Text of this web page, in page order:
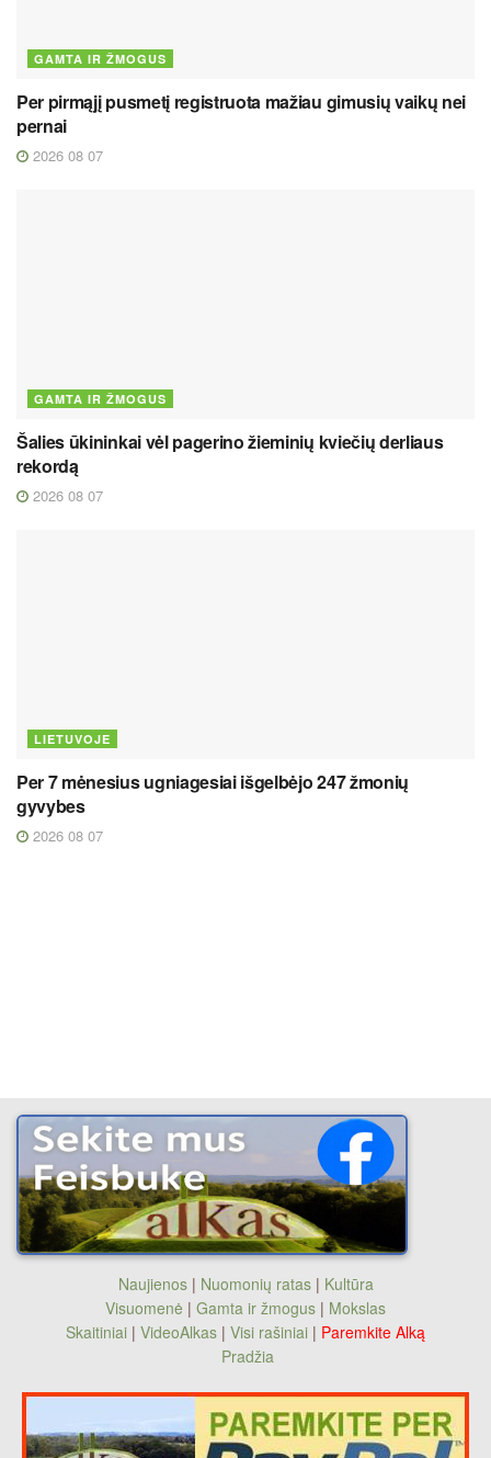
GAMTA IR ŽMOGUS
Per pirmąjį pusmetį registruota mažiau gimusių vaikų nei
pernai
2026 08 07
GAMTA IR ŽMOGUS
Šalies ūkininkai vėl pagerino žieminių kviečių derliaus
rekordą
2026 08 07
LIETUVOJE
Per 7 mėnesius ugniagesiai išgelbėjo 247 žmonių
gyvybes
2026 08 07
Naujienos| Nuomonių ratas| Kultūra
Visuomenė | Gamta ir žmogus | Mokslas
Skaitiniai | VideoAlkas | Visi rašiniai | Paremkite Alką
Pradžia